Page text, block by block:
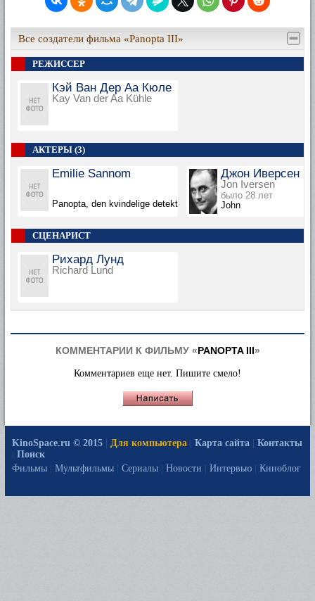
Все создатели фильма «Panopta III»
РЕЖИССЕР
Кэй Ван Дер Аа Кюле
Kay Van der Aa Kühle
АКТЕРЫ (3)
Emilie Sannom
Panopta, den kvindelige detektiv
Джон Иверсен
Jon Iversen
было 28 лет
John
СЦЕНАРИСТ
Рихард Лунд
Richard Lund
КОММЕНТАРИИ К ФИЛЬМУ «PANOPTA III»
Комментариев еще нет. Пишите смело!
KinoSpace.ru © 2015 Для компьютера Карта сайта
Контакты
Поиск
Фильмы
Мультфильмы Сериалы Новости Интервью Киноблог